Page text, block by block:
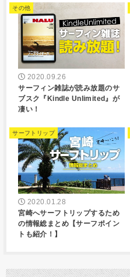
その他
2020.09.26
サーフィン雑誌が読み放題のサ
ブスク『Kindle Unlimited』が
凄い！
サーフトリップ
2020.01.28
宮崎へサーフトリップするため
の情報総まとめ【サーフポイン
トも紹介！】